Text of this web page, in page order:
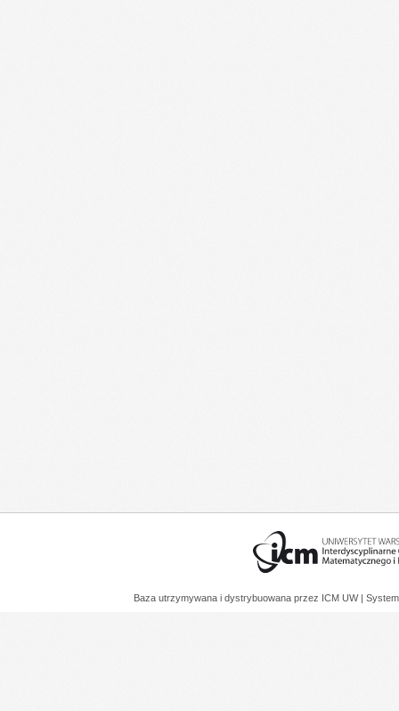
Baza utrzymywana i dystrybuowana przez ICM UW |